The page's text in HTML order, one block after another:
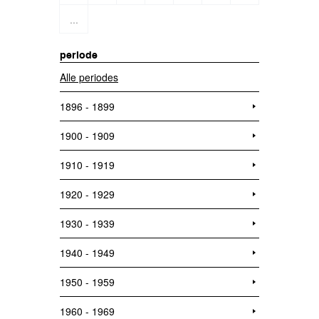
...
periode
Alle periodes
1896 - 1899
1900 - 1909
1910 - 1919
1920 - 1929
1930 - 1939
1940 - 1949
1950 - 1959
1960 - 1969